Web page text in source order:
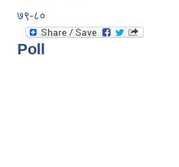
७९-८०
Poll